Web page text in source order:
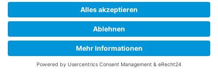
Copyright © Bienenzuchtverein
Sulzbach-Rosenberg 1871 e.V.
Kontakt|Impressum|Datenschutzerklärung|
Cookie-Einstellungen